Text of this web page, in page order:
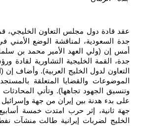
التعاون الخليجي، قمة استثنائية في مدينة
الوضع الأمني في المنطقة. وقال بيان
الأمير محمد بن سلمان، رأس في محافظة
التشاورية لقادة ورؤساء وفود دول مجلس
العربية). وأضاف إن (القمة تناولت عددا من
المتعلقة بالمستجدات الإقليمية والدولية
وتأتي المحادثات بعد أكثر من أسبوعين
من جهة وإسرائيل والولايات المتحدة من
امتدت خمسة أسابيع، تعرضت خلالها دول
طالت منشآت نفطية وحيوية. كما تعاني